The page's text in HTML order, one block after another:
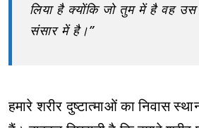
लिया है क्योंकि जो तुम में है वह
संसार में है।”
हमारे शरीर दुष्टात्माओं का निवास